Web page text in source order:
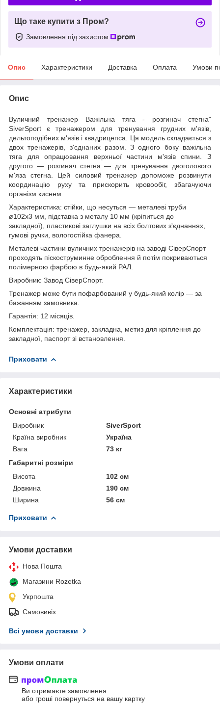
Що таке купити з Пром?
Замовлення під захистом
Опис Характеристики Доставка Оплата Умови
Опис
Вуличний тренажер Важільна тяга - розгинач стегна"
SiverSport є тренажером для тренування грудних м'язів,
дельтоподібних м'язів і квадрицепса. Ця модель складається з
двох тренажерів, з'єднаних разом. З одного боку важільна
тяга для опрацювання верхньої частини м'язів спини. З
другого — розгинач стегна — для тренування двоголового
м'яза стегна. Цей силовий тренажер допоможе розвинути
координацію руху та прискорить кровообіг, збагачуючи
організм киснем.
Характеристика: стійки, що несуться — металеві труби
ø102х3 мм, підставка з металу 10 мм (кріпиться до
закладної), пластикові заглушки на всіх болтових з'єднаннях,
гумові ручки, вологостійка фанера.
Металеві частини вуличних тренажерів на заводі СіверСпорт
проходять піскоструминне оброблення й потім покриваються
полімерною фарбою в будь-який РАЛ.
Виробник: Завод СіверСпорт.
Тренажер може бути пофарбований у будь-який колір — за
бажанням замовника.
Гарантія: 12 місяців.
Комплектація: тренажер, закладна, метиз для кріплення до
закладної, паспорт зі встановлення.
Приховати
Характеристики
Основні атрибути
Виробник
SiverSport
Країна виробник
Україна
Вага
73 кг
Габаритні розміри
Висота
102 см
Довжина
190 см
Ширина
56 см
Приховати
Умови доставки
Нова Пошта
Магазини Rozetka
Укрпошта
Самовивіз
Всі умови доставки
Умови оплати
Ви отримаєте замовлення
або гроші повернуться на вашу картку